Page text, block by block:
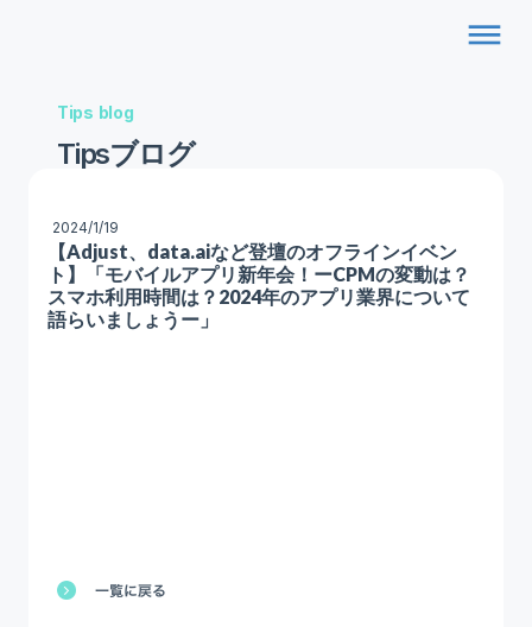
dehaze
Tips blog
Tipsブログ
2024/1/19
【Adjust、data.aiなど登壇のオフラインイベン
ト】「モバイルアプリ新年会！ーCPMの変動は？
スマホ利用時間は？2024年のアプリ業界について
語らいましょうー」
一覧に戻る